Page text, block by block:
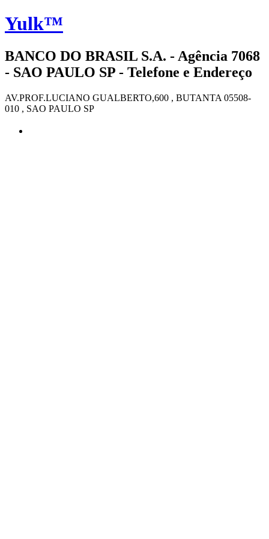
Yulk™
BANCO DO BRASIL S.A. - Agência 7068
- SAO PAULO SP - Telefone e Endereço
AV.PROF.LUCIANO GUALBERTO,600 , BUTANTA 05508-
010 , SAO PAULO SP